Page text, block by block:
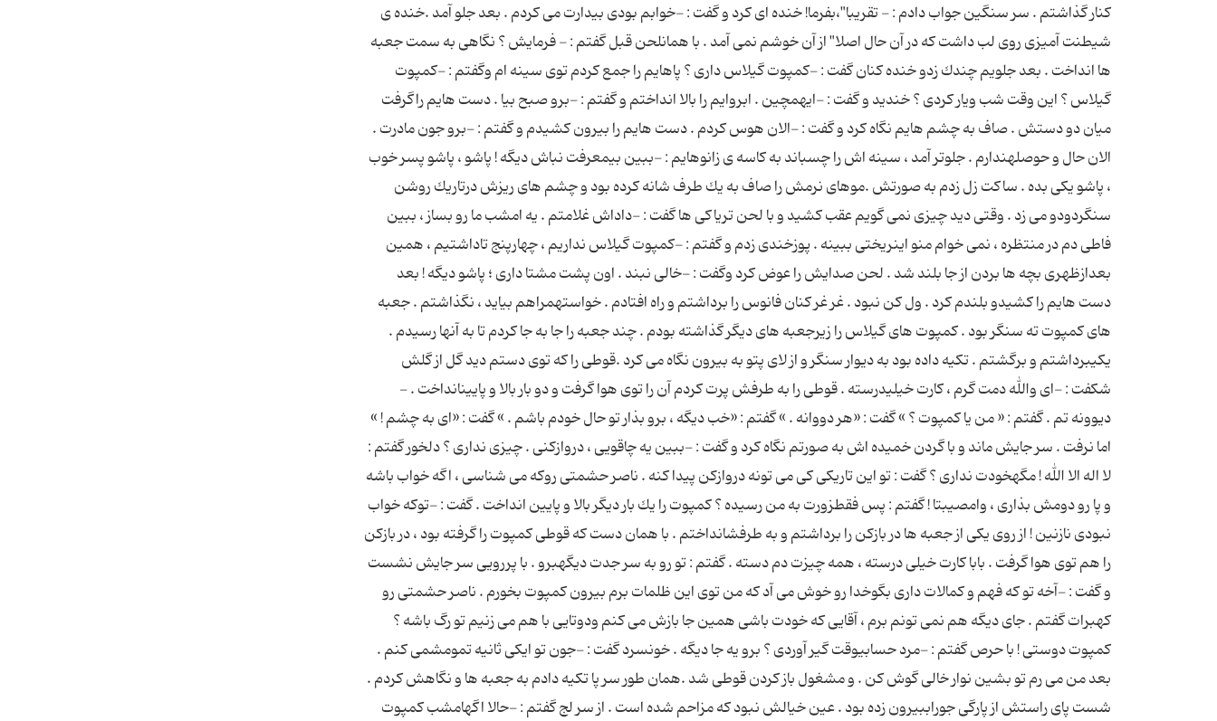
كنار گذاشتم . سر سنگین جواب دادم : - تقریبا"،بفرما! خنده ای كرد و گفت : -خوابم بودی بیدارت می كردم . بعد جلو آمد .خنده ی
شیطنت آمیزی روی لب داشت كه در آن حال اصلا" از آن خوشم نمی آمد . با همانلحن قبل گفتم : - فرمایش ؟ نگاهی به سمت جعبه
ها انداخت . بعد جلویم چندك زدو خنده كنان گفت : -كمپوت گیلاس داری ؟ پاهایم را جمع كردم توی سینه ام وگفتم : -كمپوت
گیلاس ؟ این وقت شب ویار كردی ؟ خندید و گفت : -ایهمچین . ابروایم را بالا انداختم و گفتم : -برو صبح بیا . دست هایم راگرفت
میان دو دستش . صاف به چشم هایم نگاه كرد و گفت : -الان هوس كردم . دست هایم را بیرون كشیدم و گفتم : -برو جون مادرت .
الان حال و حوصلهندارم . جلوتر آمد ، سینه اش را چسباند به كاسه ی زانوهایم : -ببین بیمعرفت نباش دیگه ! پاشو ، پاشو پسر خوب
، پاشو یكی بده . ساكت زل زدم به صورتش .موهای نرمش را صاف به یك طرف شانه كرده بود و چشم های ریزش درتاریك روشن
سنگردودو می زد . وقتی دید چیزی نمی گویم عقب كشید و با لحن تریاكی ها گفت : -داداش غلامتم . یه امشب ما رو بساز ، ببین
فاطی دم در منتظره ، نمی خوام منو اینریختی ببینه . پوزخندی زدم و گفتم : -كمپوت گیلاس نداریم ، چهارپنج تاداشتیم ، همین
بعدازظهری بچه ها بردن از جا بلند شد . لحن صدایش را عوض كرد وگفت : -خالی نبند . اون پشت مشتا داری ؛ پاشو دیگه ! بعد
دست هایم را كشیدو بلندم كرد . ول كن نبود . غر غر كنان فانوس را برداشتم و راه افتادم . خواستهمراهم بیاید ، نگذاشتم . جعبه
های كمپوت ته سنگر بود . كمپوت های گیلاس را زیرجعبه های دیگر گذاشته بودم . چند جعبه را جا به جا كردم تا به آنها رسیدم .
یكیبرداشتم و برگشتم . تكیه داده بود به دیوار سنگر و از لای پتو به بیرون نگاه می كرد .قوطی را كه توی دستم دید گل از گلش
شكفت : -ای والله دمت گرم ، كارت خیلیدرسته . قوطی را به طرفش پرت كردم آن را توی هوا گرفت و دو بار بالا و پایینانداخت . -
دیوونه تم . گفتم : « من یا كمپوت ؟ » گفت : «هر دووانه . » گفتم : «خب دیگه ، برو بذار تو حال خودم باشم . » گفت : «ای به چشم ! »
اما نرفت . سر جایش ماند و با گردن خمیده اش به صورتم نگاه كرد و گفت : -ببین یه چاقویی ، دروازكنی . چیزی نداری ؟ دلخور گفتم :
لا اله الا الله ! مگهخودت نداری ؟ گفت : تو این تاریكی كی می تونه دروازكن پیدا كنه . ناصر حشمتی روكه می شناسی ، اگه خواب باشه
و پا رو دومش بذاری ، وامصیبتا ! گفتم : پس فقطزورت به من رسیده ؟ كمپوت را یك بار دیگر بالا و پایین انداخت . گفت : -توكه خواب
نبودی نازنین ! از روی یكی از جعبه ها در بازكن را برداشتم و به طرفشانداختم . با همان دست كه قوطی كمپوت را گرفته بود ، در بازكن
را هم توی هوا گرفت . بابا كارت خیلی درسته ، همه چیزت دم دسته . گفتم : تو رو به سر جدت دیگهبرو . با پررویی سر جایش نشست
و گفت : -آخه تو كه فهم و كمالات داری بگوخدا رو خوش می آد كه من توی این ظلمات برم بیرون كمپوت بخورم . ناصر حشمتی رو
كهبرات گفتم . جای دیگه هم نمی تونم برم ، آقایی كه خودت باشی همین جا بازش می كنم ودوتایی با هم می زنیم تو رگ باشه ؟
كمپوت دوستی ! با حرص گفتم : -مرد حسابیوقت گیر آوردی ؟ برو یه جا دیگه . خونسرد گفت : -جون تو ایكی ثانیه تمومشمی كنم .
بعد من می رم تو بشین نوار خالی گوش كن . و مشغول باز كردن قوطی شد .همان طور سر پا تكیه دادم به جعبه ها و نگاهش كردم .
شست پای راستش از پارگی جوراببیرون زده بود . عین خیالش نبود كه مزاحم شده است . از سر لج گفتم : -حالا اگهامشب كمپوت